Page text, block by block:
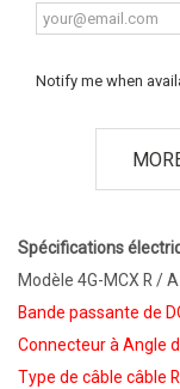
Notify me when
Spécifications
Modèle 4G-MCX R /
Bande passante de
Connecteur à Angle
Type de câble câble